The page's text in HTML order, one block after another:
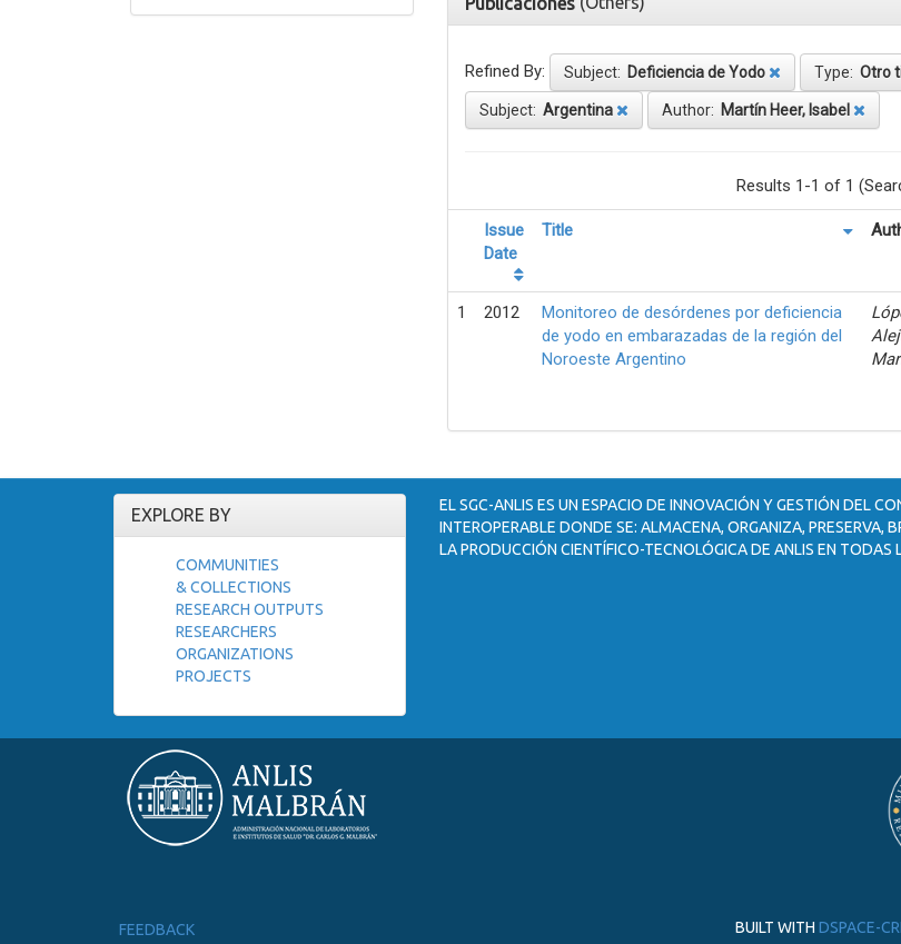
Refined By: Subject: Deficiencia de Yodo Type: Otro
Subject: Argentina Author: Martín Heer, Isabel
Results 1-1 of 1
Issue
Date
Title
1 2012
Monitoreo de desórdenes por deficiencia
de yodo en embarazadas de la región del
Noroeste Argentino
EXPLORE BY
COMMUNITIES
& COLLECTIONS
RESEARCH OUTPUTS
RESEARCHERS
ORGANIZATIONS
PROJECTS
EL SGC-ANLIS ES UN ESPACIO DE INNOVACIÓN Y GESTIÓN DEL
INTEROPERABLE DONDE SE: ALMACENA, ORGANIZA, PRESERVA,
LA PRODUCCIÓN CIENTÍFICO-TECNOLÓGICA DE ANLIS EN TODAS
FEEDBACK BUILT WITH DSPACE-